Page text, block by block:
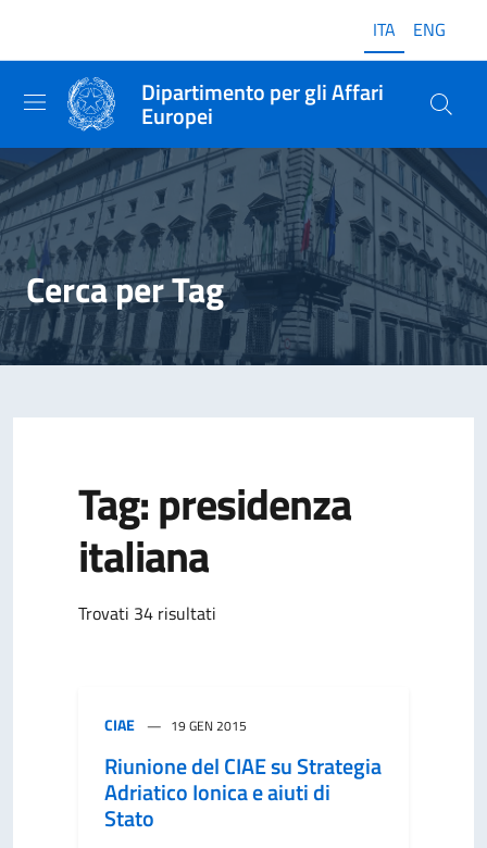
ITA ENG
Dipartimento per gli Affari
Europei
Cerca per Tag
Tag: presidenza
italiana
Trovati 34 risultati
CIAE 19 GEN 2015
Riunione del CIAE su Strategia
Adriatico Ionica e aiuti di
Stato